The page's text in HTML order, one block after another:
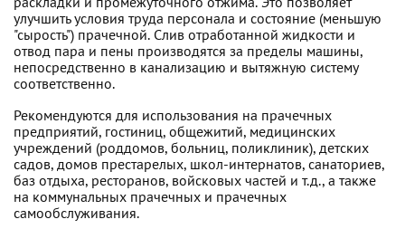
раскладки и промежуточного отжима. Это позволяет
улучшить условия труда персонала и состояние (меньшую
"сырость") прачечной. Слив отработанной жидкости и
отвод пара и пены производятся за пределы машины,
непосредственно в канализацию и вытяжную систему
соответственно.
Рекомендуются для использования на прачечных
предприятий, гостиниц, общежитий, медицинских
учреждений (роддомов, больниц, поликлиник), детских
садов, домов престарелых, школ-интернатов, санаториев,
баз отдыха, ресторанов, войсковых частей и т.д., а также
на коммунальных прачечных и прачечных
самообслуживания.